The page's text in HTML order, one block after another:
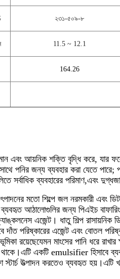
২৩১-৫০৯-৮
11.5 ~ 12.1
164.26
এবং আয়নিক শক্তি বৃদ্ধি করে, যার
পনির জন্য ব্যবহার করা যেতে পারে;
সর্বাধিক ব্যবহারের পরিমাণ,এবং
মতো শিল্পে জল নরমকারী এবং
আঠালোগুলির জন্য পিএইচ
এজেন্ট। ধাতু শিল্প রাসায়নিক
পরিষ্কারের এজেন্ট এবং বোতল
রয়েছেযেমন মাংসের পানি ধরে রাখার
থাকে।এটি একটি emulsifier হিসাবে
উত্পাদন করতেও ব্যবহৃত হয়।এটি